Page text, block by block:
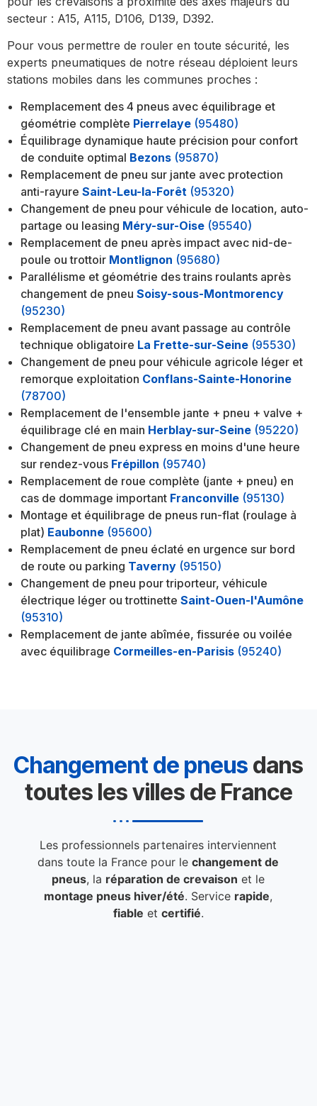
secteur : A15, A115, D106, D139, D392.
Pour vous permettre de rouler en toute sécurité, les
experts pneumatiques de notre réseau déploient leurs
stations mobiles dans les communes proches :
Remplacement des 4 pneus avec équilibrage et
géométrie complète Pierrelaye (95480)
Équilibrage dynamique haute précision pour confort
de conduite optimal Bezons (95870)
Remplacement de pneu sur jante avec protection
anti-rayure Saint-Leu-la-Forêt (95320)
Changement de pneu pour véhicule de location, auto-
partage ou leasing Méry-sur-Oise (95540)
Remplacement de pneu après impact avec nid-de-
poule ou trottoir Montlignon (95680)
Parallélisme et géométrie des trains roulants après
changement de pneu Soisy-sous-Montmorency
(95230)
Remplacement de pneu avant passage au contrôle
technique obligatoire La Frette-sur-Seine (95530)
Changement de pneu pour véhicule agricole léger et
remorque exploitation Conflans-Sainte-Honorine
(78700)
Remplacement de l'ensemble jante + pneu + valve +
équilibrage clé en main Herblay-sur-Seine (95220)
Changement de pneu express en moins d'une heure
sur rendez-vous Frépillon (95740)
Remplacement de roue complète (jante + pneu) en
cas de dommage important Franconville (95130)
Montage et équilibrage de pneus run-flat (roulage à
plat) Eaubonne (95600)
Remplacement de pneu éclaté en urgence sur bord
de route ou parking Taverny (95150)
Changement de pneu pour triporteur, véhicule
électrique léger ou trottinette Saint-Ouen-l'Aumône
(95310)
Remplacement de jante abîmée, fissurée ou voilée
avec équilibrage Cormeilles-en-Parisis (95240)
Changement de pneus dans
toutes les villes de France
Les professionnels partenaires interviennent
dans toute la France pour lechangement de
pneus, la réparation de crevaison et le
montage pneus hiver/été. Service rapide,
fiable et certifié.